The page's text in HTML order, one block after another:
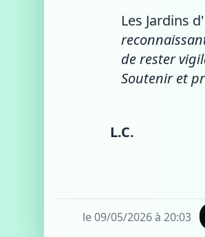
Les Jardins
de rester
Soutenir et
L.C.
le 09/05/2026 à 20:03